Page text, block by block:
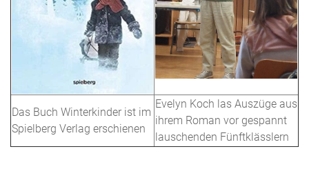
Das Buch Winterkinder ist im
Spielberg Verlag erschienen
Evelyn Koch las Auszüge aus
ihrem Roman vor gespannt
lauschenden Fünftklässlern